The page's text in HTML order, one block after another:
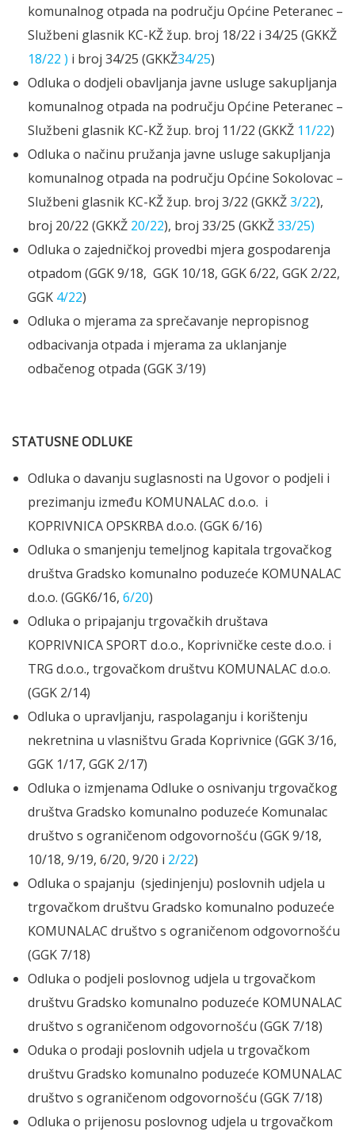
komunalnog otpada na području Općine Peteranec –
Službeni glasnik KC-KŽ žup. broj 18/22 i 34/25 (GKKŽ
18/22 ) i broj 34/25 (GKKŽ34/25)
Odluka o dodjeli obavljanja javne usluge sakupljanja
komunalnog otpada na području Općine Peteranec –
Službeni glasnik KC-KŽ žup. broj 11/22 (GKKŽ 11/22)
Odluka o načinu pružanja javne usluge sakupljanja
komunalnog otpada na području Općine Sokolovac –
Službeni glasnik KC-KŽ žup. broj 3/22 (GKKŽ3/22),
broj 20/22 (GKKŽ 20/22), broj 33/25 (GKKŽ33/25)
Odluka o zajedničkoj provedbi mjera gospodarenja
otpadom (GGK 9/18, GGK 10/18, GGK 6/22, GGK 2/22,
GGK 4/22)
Odluka o mjerama za sprečavanje nepropisnog
odbacivanja otpada i mjerama za uklanjanje
odbačenog otpada (GGK 3/19)
STATUSNE ODLUKE
Odluka o davanju suglasnosti na Ugovor o podjeli i
prezimanju između KOMUNALAC d.o.o. i
KOPRIVNICA OPSKRBA d.o.o. (GGK 6/16)
Odluka o smanjenju temeljnog kapitala trgovačkog
društva Gradsko komunalno poduzeće KOMUNALAC
d.o.o. (GGK6/16, 6/20)
Odluka o pripajanju trgovačkih društava
KOPRIVNICA SPORT d.o.o., Koprivničke ceste d.o.o. i
TRG d.o.o., trgovačkom društvu KOMUNALAC d.o.o.
(GGK 2/14)
Odluka o upravljanju, raspolaganju i korištenju
nekretnina u vlasništvu Grada Koprivnice (GGK 3/16,
GGK 1/17, GGK 2/17)
Odluka o izmjenama Odluke o osnivanju trgovačkog
društva Gradsko komunalno poduzeće Komunalac
društvo s ograničenom odgovornošću (GGK 9/18,
10/18, 9/19, 6/20, 9/20 i 2/22)
Odluka o spajanju (sjedinjenju) poslovnih udjela u
trgovačkom društvu Gradsko komunalno poduzeće
KOMUNALAC društvo s ograničenom odgovornošću
(GGK 7/18)
Odluka o podjeli poslovnog udjela u trgovačkom
društvu Gradsko komunalno poduzeće KOMUNALAC
društvo s ograničenom odgovornošću (GGK 7/18)
Oduka o prodaji poslovnih udjela u trgovačkom
društvu Gradsko komunalno poduzeće KOMUNALAC
društvo s ograničenom odgovornošću (GGK 7/18)
Odluka o prijenosu poslovnog udjela u trgovačkom